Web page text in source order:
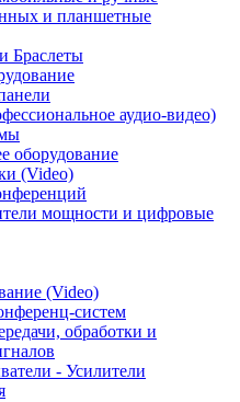
и планшетные
Браслеты
аудио-видео)
оборудование
(Video)
мощности и цифровые
(Video)
систем
обработки и
- Усилители